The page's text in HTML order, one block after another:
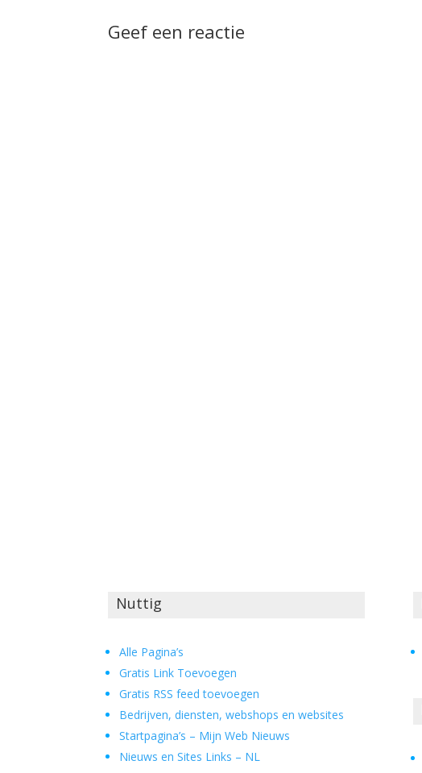
Geef een reactie
Nuttig
Alle Pagina’s
Gratis Link Toevoegen
Gratis RSS feed toevoegen
Bedrijven, diensten, webshops en websites
Startpagina’s – Mijn Web Nieuws
Nieuws en Sites Links – NL